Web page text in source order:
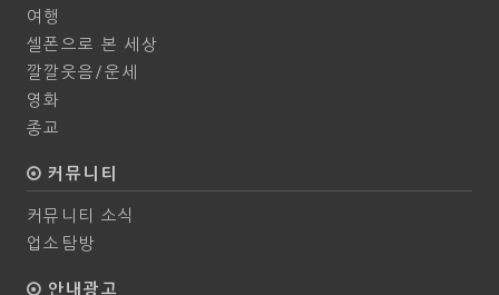
여행
셀폰으로 본 세상
깔깔웃음/운세
영화
종교
커뮤니티
커뮤니티 소식
업소탐방
안내광고